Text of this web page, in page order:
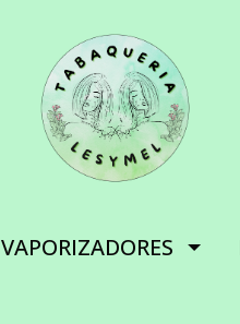
VAPORIZADORES